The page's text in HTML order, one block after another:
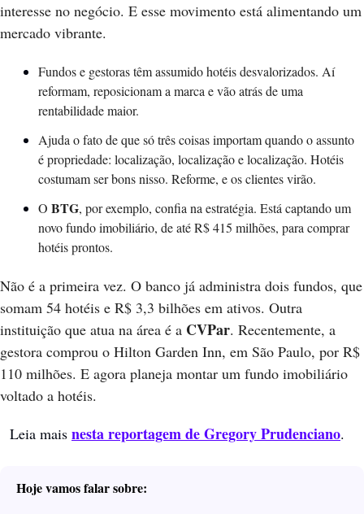
interesse no negócio. E esse movimento está alimentando um
mercado vibrante.
Fundos e gestoras têm assumido hotéis desvalorizados. Aí
reformam, reposicionam a marca e vão atrás de uma
rentabilidade maior.
Ajuda o fato de que só três coisas importam quando o assunto
é propriedade: localização, localização e localização. Hotéis
costumam ser bons nisso. Reforme, e os clientes virão.
O BTG, por exemplo, confia na estratégia. Está captando um
novo fundo imobiliário, de até R$ 415 milhões, para comprar
hotéis prontos.
Não é a primeira vez. O banco já administra dois fundos, que
somam 54 hotéis e R$ 3,3 bilhões em ativos. Outra
instituição que atua na área é a CVPar. Recentemente, a
gestora comprou o Hilton Garden Inn, em São Paulo, por R$
110 milhões. E agora planeja montar um fundo imobiliário
voltado a hotéis.
Leia mais nesta reportagem de Gregory Prudenciano.
Hoje vamos falar sobre: